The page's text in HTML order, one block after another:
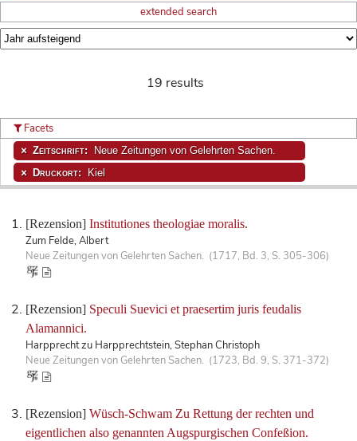
extended search
19 results
[Rezension] Institutiones theologiae moralis.
Zum Felde, Albert
Neue Zeitungen von Gelehrten Sachen. (1717, Bd. 3, S. 305-306)
[Rezension] Speculi Suevici et praesertim juris feudalis
Alamannici.
Harpprecht zu Harpprechtstein, Stephan Christoph
Neue Zeitungen von Gelehrten Sachen. (1723, Bd. 9, S. 371-372)
[Rezension] Wüsch-Schwam Zu Rettung der rechten und
eigentlichen also genannten Augspurgischen Confeßion.
Facets
Zeitschrift: Neue Zeitungen von Gelehrten Sachen.
Druckort: Kiel